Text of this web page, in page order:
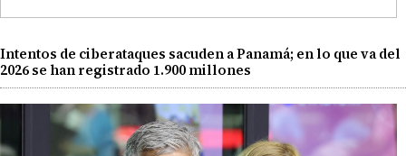
Intentos de ciberataques sacuden a Panamá; en lo que va del
2026 se han registrado 1.900 millones